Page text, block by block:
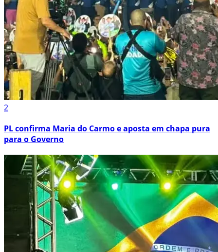
2
PL confirma Maria do Carmo e aposta em chapa pura
para o Governo